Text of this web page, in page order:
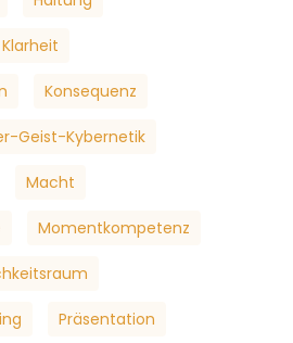
Klarheit
Konsequenz
Geist-Kybernetik
Macht
Momentkompetenz
Präsentation